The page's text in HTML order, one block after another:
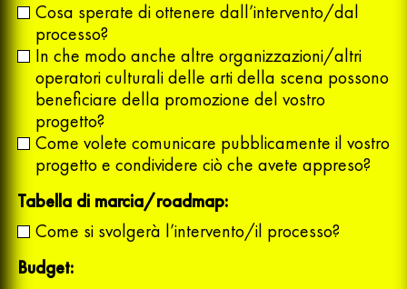
Cosa sperate di ottenere dall’intervento/dal
processo?
In che modo anche altre organizzazioni/altri
operatori culturali delle arti della scena possono
beneficiare della promozione del vostro
progetto?
Come volete comunicare pubblicamente il vostro
progetto e condividere ciò che avete appreso?
Tabella di marcia/roadmap:
Come si svolgerà l’intervento/il processo?
Budget: